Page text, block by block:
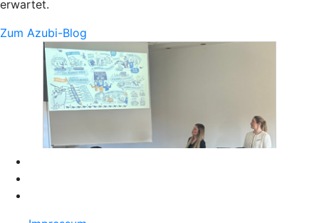
erwartet.
Zum Azubi-Blog